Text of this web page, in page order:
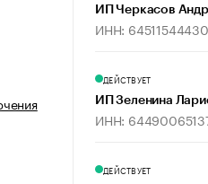
ИП Черкасов
ИНН:
ДЕЙСТВУЕТ
ИП Зеленина
ИНН:
ДЕЙСТВУЕТ